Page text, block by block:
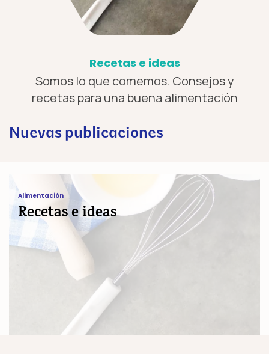
Recetas e ideas
Somos lo que comemos. Consejos y
recetas para una buena alimentación
Nuevas publicaciones
Alimentación
Recetas e ideas
Recetas e ideas